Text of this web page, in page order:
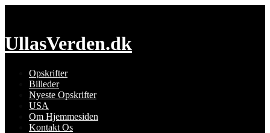
UllasVerden.dk
Opskrifter
Billeder
Nyeste Opskrifter
USA
Om Hjemmesiden
Kontakt Os